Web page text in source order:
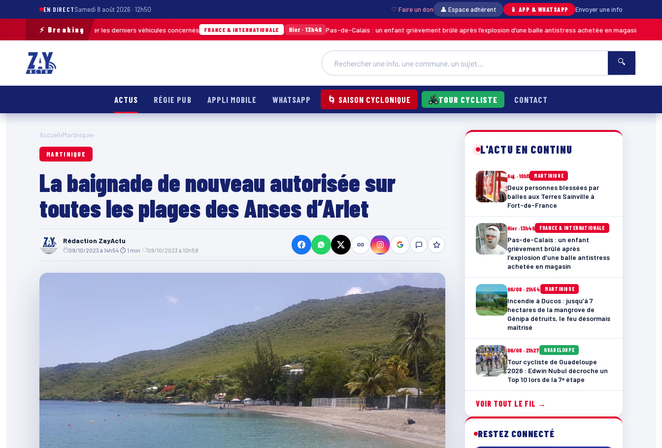
EN DIRECTSamedi 8 août 2026 · 12h50 ♡ Faire un don 👤 Espace adhérent 📱 APP & WHATSAPP Envoyer une info
⚡ Breaking
pour retrouver les derniers véhicules concernés FRANCE & INTERNATIONALE Hier · 13h46 Pas-de-Calais : un enfant grièvement brûlé après l’explosion d’une balle antistress achetée en magasin MARTINIQUE
🔍
ACTUS RÉGIE PUB APPLI MOBILE WHATSAPP 🌀 SAISON CYCLONIQUE TOUR CYCLISTE CONTACT
Accueil›Martinique›
MARTINIQUE
La baignade de nouveau autorisée sur
toutes les plages des Anses d’Arlet
Rédaction ZayActu
09/10/2023 à 14h54 ⏱ 1 min 09/10/2023 à 10h58
L'ACTU EN CONTINU
Auj. · 10h11 MARTINIQUE
Deux personnes blessées par
balles aux Terres Sainville à
Fort-de-France
Hier · 13h46 FRANCE & INTERNATIONALE
Pas-de-Calais : un enfant
grièvement brûlé après
l’explosion d’une balle antistress
achetée en magasin
06/08 · 21h54 MARTINIQUE
Incendie à Ducos : jusqu’à 7
hectares de la mangrove de
Génipa détruits, le feu désormais
maîtrisé
06/08 · 21h27 GUADELOUPE
Tour cycliste de Guadeloupe
2026 : Edwin Nubul décroche un
Top 10 lors de la 7ᵉ étape
VOIR TOUT LE FIL →
RESTEZ CONNECTÉ